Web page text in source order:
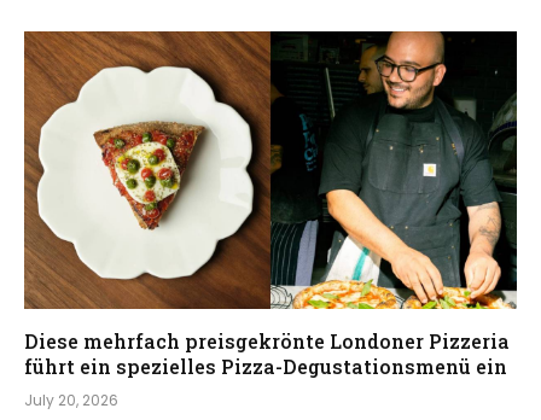
Diese mehrfach preisgekrönte Londoner Pizzeria
führt ein spezielles Pizza-Degustationsmenü ein
July 20, 2026